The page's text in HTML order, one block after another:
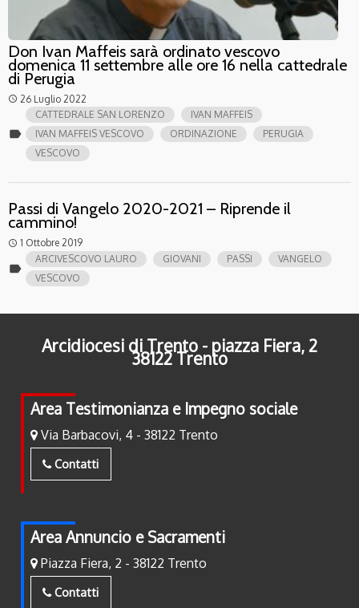
Don Ivan Maffeis sarà ordinato vescovo
domenica 11 settembre alle ore 16 nella cattedrale
di Perugia
access_time 26 Luglio 2022
label
CATTEDRALE SAN LORENZO
IVAN MAFFEIS
IVAN MAFFEIS VESCOVO
ORDINAZIONE
PERUGIA
VESCOVO
Passi di Vangelo 2020-2021 – Riprende il
cammino!
access_time 1 Ottobre 2019
label
ARCIVESCOVO LAURO GIOVANI PASSI
VANGELO
VESCOVO
Arcidiocesi di Trento - piazza Fiera, 2
38122 Trento
Area Testimonianza e Impegno sociale
Via Barbacovi, 4 - 38122 Trento
Contatti
Area Annuncio e Sacramenti
Piazza Fiera, 2 - 38122 Trento
Contatti